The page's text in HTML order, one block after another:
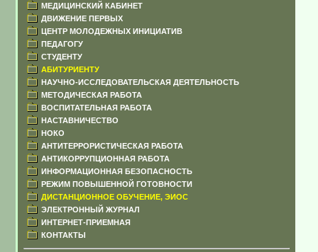
МЕДИЦИНСКИЙ КАБИНЕТ
ДВИЖЕНИЕ ПЕРВЫХ
ЦЕНТР МОЛОДЕЖНЫХ ИНИЦИАТИВ
ПЕДАГОГУ
СТУДЕНТУ
АБИТУРИЕНТУ
НАУЧНО-ИССЛЕДОВАТЕЛЬСКАЯ ДЕЯТЕЛЬНОСТЬ
МЕТОДИЧЕСКАЯ РАБОТА
ВОСПИТАТЕЛЬНАЯ РАБОТА
НАСТАВНИЧЕСТВО
НОКО
АНТИТЕРРОРИСТИЧЕСКАЯ РАБОТА
АНТИКОРРУПЦИОННАЯ РАБОТА
ИНФОРМАЦИОННАЯ БЕЗОПАСНОСТЬ
РЕЖИМ ПОВЫШЕННОЙ ГОТОВНОСТИ
ДИСТАНЦИОННОЕ ОБУЧЕНИЕ, ЭИОС
ЭЛЕКТРОННЫЙ ЖУРНАЛ
ИНТЕРНЕТ-ПРИЕМНАЯ
КОНТАКТЫ